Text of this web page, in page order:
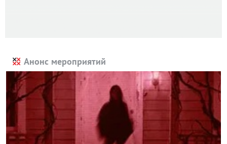
Анонс мероприятий